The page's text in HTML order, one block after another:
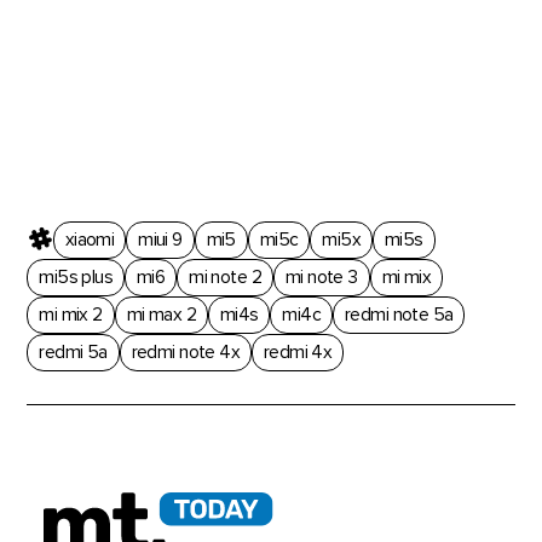
xiaomi miui 9 mi5 mi5c mi5x
mi5s
mi5s plus
mi6 mi note 2 mi note 3
mi mix
mi mix 2
mi max 2 mi4s mi4c
redmi note 5a
redmi 5a
redmi note 4x redmi 4x